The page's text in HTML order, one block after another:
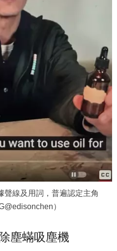
聲線及用詞，普遍認定主角
）
塵蟎吸塵機